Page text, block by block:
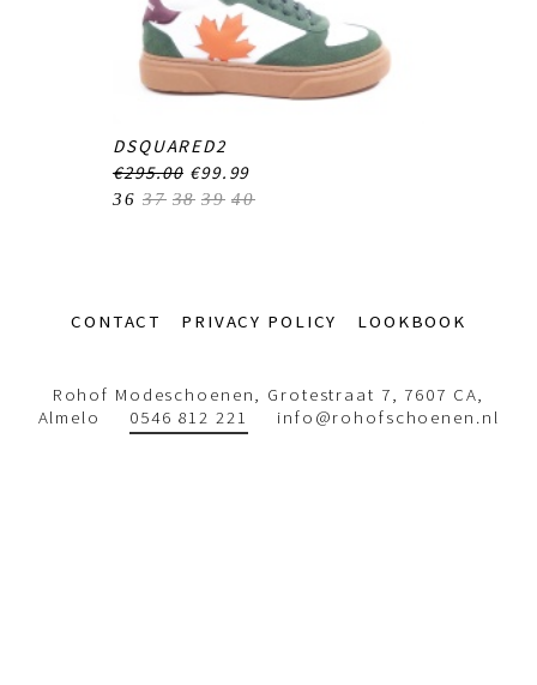
DSQUARED2
€295.00 €99.99
36 37 38 39 40
Footer-CONTACT PRIVACY POLICY LOOKBOOK
Rohof Modeschoenen, Grotestraat 7, 7607 CA,
Almelo 0546 812 221 info@rohofschoenen.nl